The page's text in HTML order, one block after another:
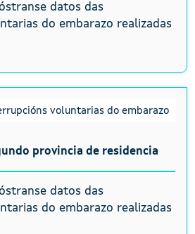
datos das
do embarazo realizadas
voluntarias do embarazo
provincia de residencia
datos das
do embarazo realizadas